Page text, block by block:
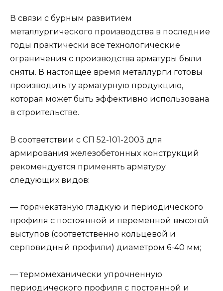
В связи с бурным развитием
металлургического производства в последние
годы практически все технологические
ограничения с производства арматуры были
сняты. В настоящее время металлурги готовы
производить ту арматурную продукцию,
которая может быть эффективно использована
в строительстве.
В соответствии с СП 52-101-2003 для
армирования железобетонных конструкций
рекомендуется применять арматуру
следующих видов:
— горячекатаную гладкую и периодического
профиля с постоянной и переменной высотой
выступов (соответственно кольцевой и
серповидный профили) диаметром 6-40 мм;
— термомеханически упрочненную
периодического профиля с постоянной и